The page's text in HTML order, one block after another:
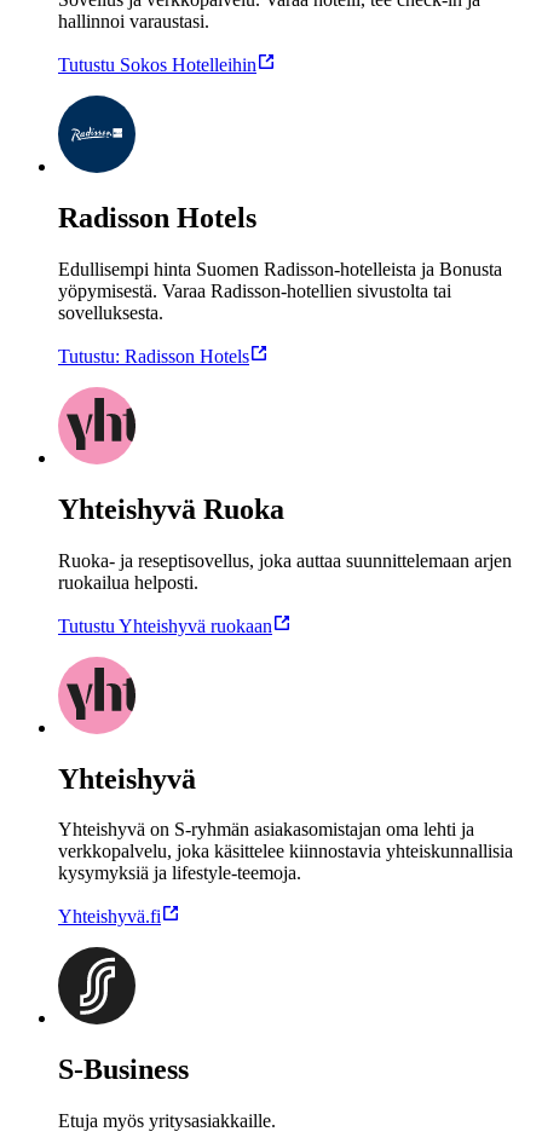
hallinnoi varaustasi.
Tutustu Sokos Hotelleihin
Radisson Hotels
Edullisempi hinta Suomen Radisson-hotelleista ja Bonusta
yöpymisestä. Varaa Radisson-hotellien sivustolta tai
sovelluksesta.
Tutustu: Radisson Hotels
Yhteishyvä Ruoka
Ruoka- ja reseptisovellus, joka auttaa suunnittelemaan arjen
ruokailua helposti.
Tutustu Yhteishyvä ruokaan
Yhteishyvä
Yhteishyvä on S-ryhmän asiakasomistajan oma lehti ja
verkkopalvelu, joka käsittelee kiinnostavia yhteiskunnallisia
kysymyksiä ja lifestyle-teemoja.
Yhteishyvä.fi
S-Business
Etuja myös yritysasiakkaille.